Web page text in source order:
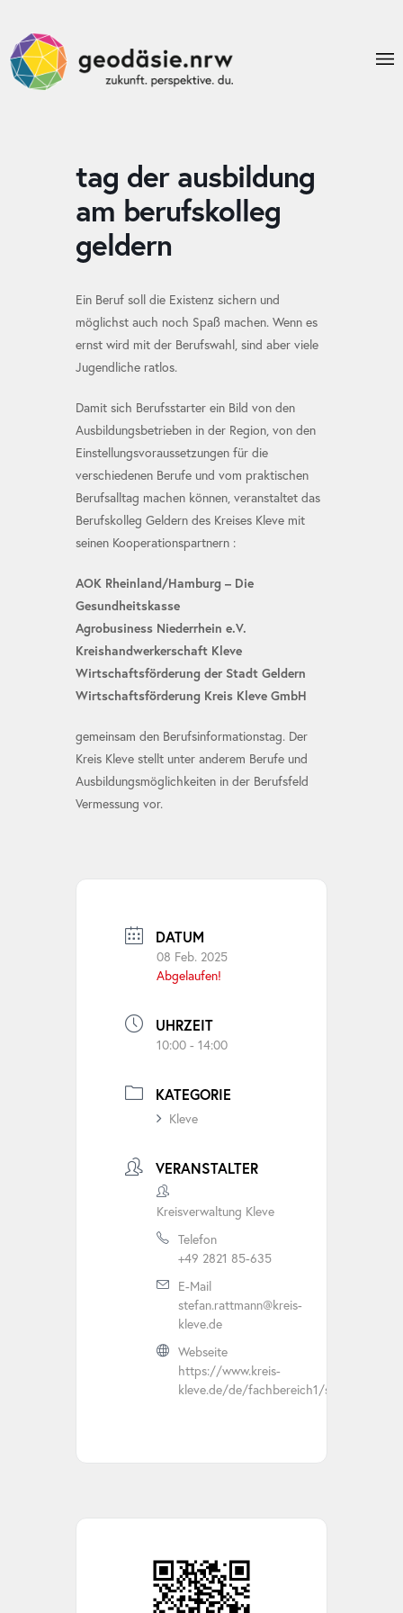
tag der ausbildung
am berufskolleg
geldern
Ein Beruf soll die Existenz sichern und
möglichst auch noch Spaß machen. Wenn es
ernst wird mit der Berufswahl, sind aber viele
Jugendliche ratlos.
Damit sich Berufsstarter ein Bild von den
Ausbildungsbetrieben in der Region, von den
Einstellungsvoraussetzungen für die
verschiedenen Berufe und vom praktischen
Berufsalltag machen können, veranstaltet das
Berufskolleg Geldern des Kreises Kleve mit
seinen Kooperationspartnern :
AOK Rheinland/Hamburg – Die
Gesundheitskasse
Agrobusiness Niederrhein e.V.
Kreishandwerkerschaft Kleve
Wirtschaftsförderung der Stadt Geldern
Wirtschaftsförderung Kreis Kleve GmbH
gemeinsam den Berufsinformationstag. Der
Kreis Kleve stellt unter anderem Berufe und
Ausbildungsmöglichkeiten in der Berufsfeld
Vermessung vor.
DATUM
08 Feb. 2025
Abgelaufen!
UHRZEIT
10:00 - 14:00
KATEGORIE
Kleve
VERANSTALTER
Kreisverwaltung Kleve
Telefon
+49 2821 85-635
E-Mail
stefan.rattmann@kreis-
kleve.de
Webseite
https://www.kreis-
kleve.de/de/fachbereich1/